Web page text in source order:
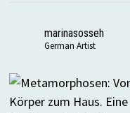
marinasosseh
German Artist